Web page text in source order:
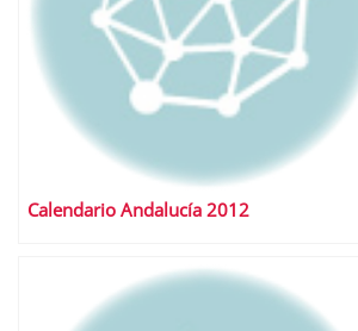
Calendario Andalucía 2012